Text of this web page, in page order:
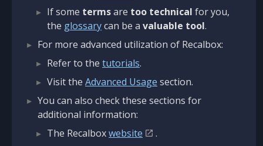
If some termsare too technical for you,
the glossarycan be a valuable tool.
For more advanced utilization of Recalbox:
Refer to the tutorials.
Visit the Advanced Usage section.
You can also check these sections for
additional information:
The Recalboxwebsite
.